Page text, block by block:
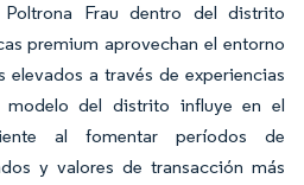
Frau dentro del distrito
premium aprovechan el entorno
a través de experiencias
modelo del distrito influye en el
al fomentar períodos de
y valores de transacción más